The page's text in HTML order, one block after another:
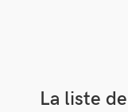
La liste